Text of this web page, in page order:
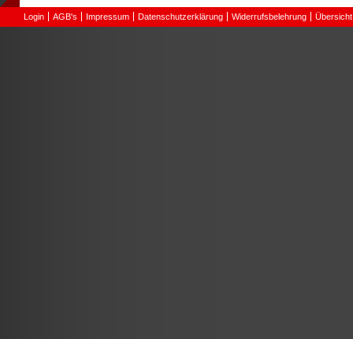
Login AGB's Impressum Datenschutzerklärung Widerrufsbelehrung